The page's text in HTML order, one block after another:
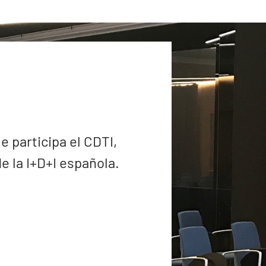
participa el CDTI,
la I+D+I española.